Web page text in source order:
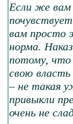
Если же вам
вам просто
норма.
потому, что
свою власть
– не такая
привыкли
очень не